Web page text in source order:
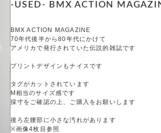
-USED- BMX ACTION
BMX ACTION MAGAZINE
70年代後半から80年代にかけて
アメリカで発行されていた伝説的雑誌です
プリントデザインもナイスです
タグがカットされています
M相当のサイズ感です
採寸をご確認の上、ご購入をお願いします
後ろ左腰部に小さな汚れがあります
※画像4枚目参照